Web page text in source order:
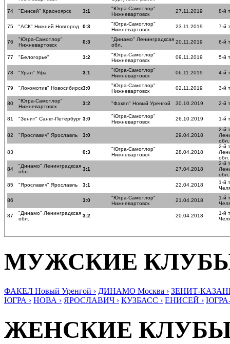
74 "Енисей" Красноярск 3:1
"Югра-Самотлор"
Нижневартовск
27.11.2019 8-й
75 "АСК" Нижний Новгород 0:3
"Югра-Самотлор"
Нижневартовск
23.11.2019 7-й
76
"Югра-Самотлор"
Нижневартовск
0:3
"Динамо" Ленинградксая
обл.
20.11.2019 6-й
77 "Белогорье" 3:2
"Югра-Самотлор"
Нижневартовск
09.11.2019 5-й
78 "Урал" Уфа 3:1
"Югра-Самотлор"
Нижневартовск
06.11.2019 4-й
79 "Локомотив" Новосибирск3:0
"Югра-Самотлор"
Нижневартовск
02.11.2019 3-й
80
"Югра-Самотлор"
Нижневартовск
3:2 "Факел" Новый Уренгой 30.10.2019 2-й
81 "Зенит" Санкт-Петербург 3:0
"Югра-Самотлор"
Нижневартовск
26.10.2019 1-й
82 "Ярославич" Ярославль 3:0 29.04.2018
2-й
обл.
83
0:3
"Югра-Самотлор"
Нижневартовск
28.04.2018
2-й
обл.
84
"Динамо" Ленинградксая
обл.
3:1 27.04.2018
2-й
обл.
85
"Ярославич" Ярославль 3:1 22.04.2018
1-й
86 3:0
"Югра-Самотлор"
Нижневартовск
21.04.2018
1-й
87
"Динамо" Ленинградксая
обл.
3:2 20.04.2018
1-й
МУЖСКИЕ
ФАКЕЛ Новый Уренгой › ДИНАМО Москва › ЗЕНИТ-
ЮГРА › НОВА › ЯРОСЛАВИЧ › КУЗБАСС › ЕНИСЕЙ ›
ЖЕНСКИЕ